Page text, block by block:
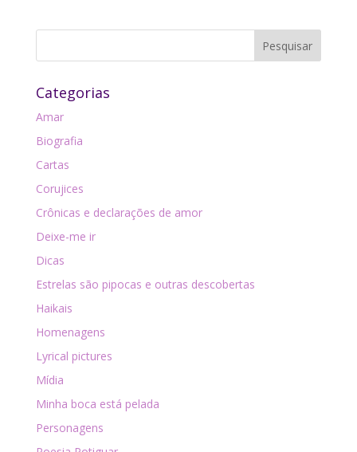
Categorias
Amar
Biografia
Cartas
Corujices
Crônicas e declarações de amor
Deixe-me ir
Dicas
Estrelas são pipocas e outras descobertas
Haikais
Homenagens
Lyrical pictures
Mídia
Minha boca está pelada
Personagens